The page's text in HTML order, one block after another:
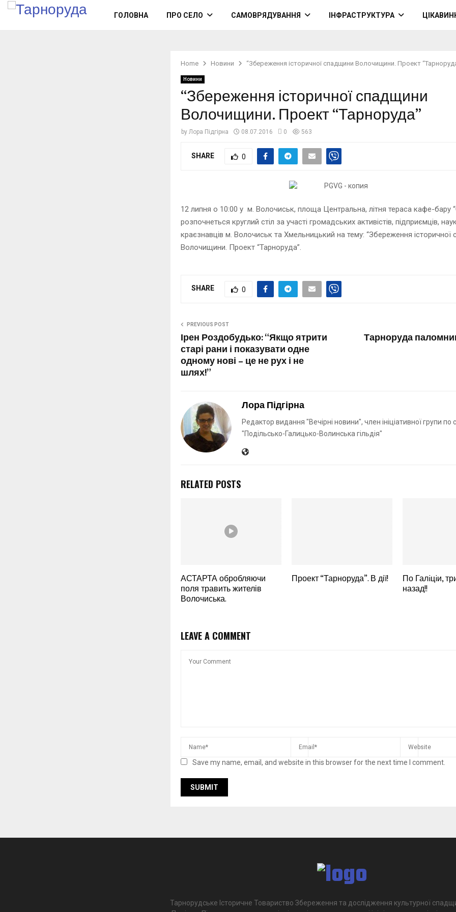
ГОЛОВНА ПРО СЕЛО САМОВРЯДУВАННЯ ІНФРАСТРУКТУРА
Home Новини “Збереження історичної спадщини Волочищини. Проект
Новини
“Збереження історичної спадщини
Волочищини. Проект “Тарноруда”
by Лора Підгірна 08.07.2016 0 563
SHARE 0
12 липня о 10:00 у м. Волочиськ, площа Центральна, літня тераса кафе-бару
розпочнеться круглий стіл за участі громадських активістів, підприємців,
краєзнавців м. Волочиськ та Хмельницький на тему: “Збереження
Волочищини. Проект “Тарноруда”.
SHARE 0
PREVIOUS POST
Ірен Роздобудько: “Якщо ятрити
старі рани і показувати одне
одному нові – це не рух і не
шлях!”
Тарноруда
Лора Підгірна
Редактор видання "Вечірні новини", член ініціативної групи
"Подільсько-Галицько-Волинська гільдія"
RELATED POSTS
АСТАРТА обробляючи
поля травить жителів
Волочиська.
Проект “Тарноруда”. В дії! По Галiцiи,
назад!!
LEAVE A COMMENT
Save my name, email, and website in this browser for the next time I comment.
Тарнорудське Історичне Товариство Збереження та дослідження культурної